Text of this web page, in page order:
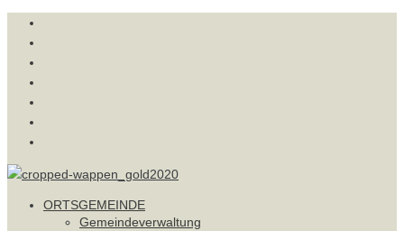
Skip
content
ORTSGEMEINDE
Gemeindeverwaltung